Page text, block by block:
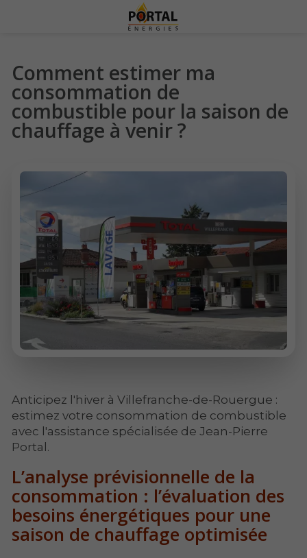
Comment estimer ma
consommation de
combustible pour la saison de
chauffage à venir ?
Anticipez l'hiver à Villefranche-de-Rouergue :
estimez votre consommation de combustible
avec l'assistance spécialisée de Jean-Pierre
Portal.
L’analyse prévisionnelle de la
consommation : l’évaluation des
besoins énergétiques pour une
saison de chauffage optimisée